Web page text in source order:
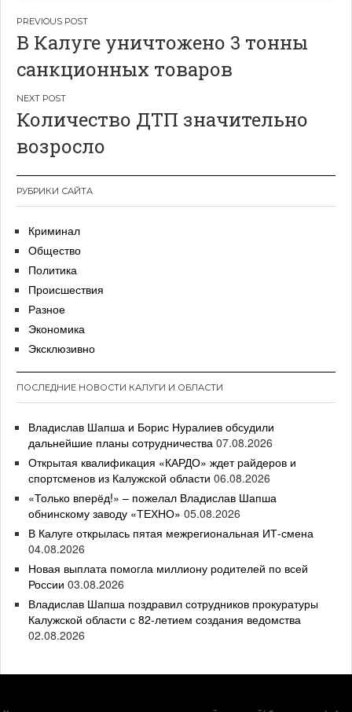
Навигация
по
записям
В Калуге уничтожено 3 тонны
санкционных товаров
Количество ДТП значительно
возросло
РУБРИКИ САЙТА
Криминал
Общество
Политика
Происшествия
Разное
Экономика
Эксклюзивно
ПОСЛЕДНИЕ НОВОСТИ КАЛУГИ И ОБЛАСТИ
Владислав Шапша и Борис Нуралиев обсудили
дальнейшие планы сотрудничества 07.08.2026
Открытая квалификация «КАРДО» ждет райдеров и
спортсменов из Калужской области 06.08.2026
«Только вперёд!» – пожелал Владислав Шапша
обнинскому заводу «ТЕХНО» 05.08.2026
В Калуге открылась пятая межрегиональная ИТ-смена
04.08.2026
Новая выплата помогла миллиону родителей по всей
России 03.08.2026
Владислав Шапша поздравил сотрудников прокуратуры
Калужской области с 82-летием создания ведомства
02.08.2026